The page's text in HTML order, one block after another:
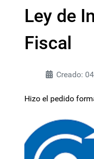
Ley de
Fiscal
Creado:
Hizo el pedido